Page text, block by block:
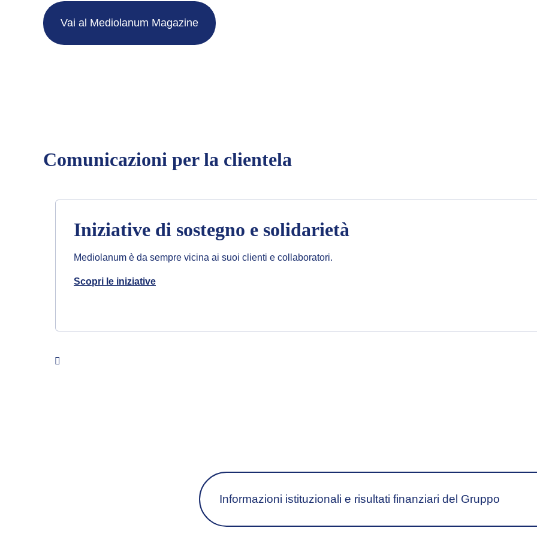
Vai al Mediolanum Magazine
Comunicazioni per la clientela
Iniziative di sostegno e solidarietà
Mediolanum è da sempre vicina ai suoi clienti e collaboratori.
Scopri le iniziative
##mpLabelPrev##
Informazioni istituzionali e risultati finanziari del Gruppo